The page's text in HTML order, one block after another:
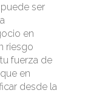
ser
en
riesgo
fuerza de
en
desde la